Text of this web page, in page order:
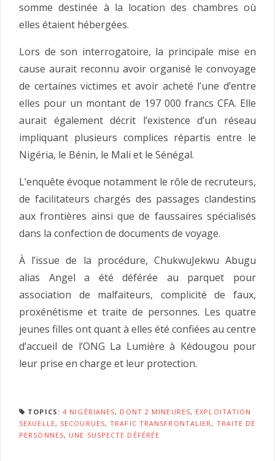
somme destinée à la location des chambres où
elles étaient hébergées.
Lors de son interrogatoire, la principale mise en
cause aurait reconnu avoir organisé le convoyage
de certaines victimes et avoir acheté l’une d’entre
elles pour un montant de 197 000 francs CFA. Elle
aurait également décrit l’existence d’un réseau
impliquant plusieurs complices répartis entre le
Nigéria, le Bénin, le Mali et le Sénégal.
L’enquête évoque notamment le rôle de recruteurs,
de facilitateurs chargés des passages clandestins
aux frontières ainsi que de faussaires spécialisés
dans la confection de documents de voyage.
À l’issue de la procédure, ChukwuJekwu Abugu
alias Angel a été déférée au parquet pour
association de malfaiteurs, complicité de faux,
proxénétisme et traite de personnes. Les quatre
jeunes filles ont quant à elles été confiées au centre
d’accueil de l’ONG La Lumière à Kédougou pour
leur prise en charge et leur protection.
TOPICS: 4 NIGÉRIANES, DONT 2 MINEURES, EXPLOITATION
SEXUELLE, SECOURUES,TRAFIC TRANSFRONTALIER, TRAITE DE
PERSONNES, UNE SUSPECTE DÉFÉRÉE